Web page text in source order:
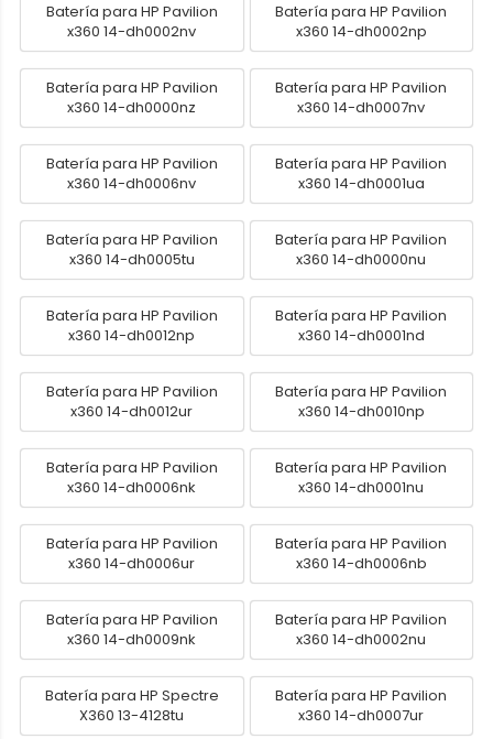
Batería para HP Pavilion
x360 14-dh0002nv
Batería para HP Pavilion
x360 14-dh0002np
Batería para HP Pavilion
x360 14-dh0000nz
Batería para HP Pavilion
x360 14-dh0007nv
Batería para HP Pavilion
x360 14-dh0006nv
Batería para HP Pavilion
x360 14-dh0001ua
Batería para HP Pavilion
x360 14-dh0005tu
Batería para HP Pavilion
x360 14-dh0000nu
Batería para HP Pavilion
x360 14-dh0012np
Batería para HP Pavilion
x360 14-dh0001nd
Batería para HP Pavilion
x360 14-dh0012ur
Batería para HP Pavilion
x360 14-dh0010np
Batería para HP Pavilion
x360 14-dh0006nk
Batería para HP Pavilion
x360 14-dh0001nu
Batería para HP Pavilion
x360 14-dh0006ur
Batería para HP Pavilion
x360 14-dh0006nb
Batería para HP Pavilion
x360 14-dh0009nk
Batería para HP Pavilion
x360 14-dh0002nu
Batería para HP Spectre
X360 13-4128tu
Batería para HP Pavilion
x360 14-dh0007ur